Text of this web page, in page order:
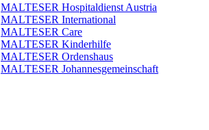
MALTESER Hospitaldienst Austria
MALTESER International
MALTESER Care
MALTESER Kinderhilfe
MALTESER Ordenshaus
MALTESER Johannesgemeinschaft